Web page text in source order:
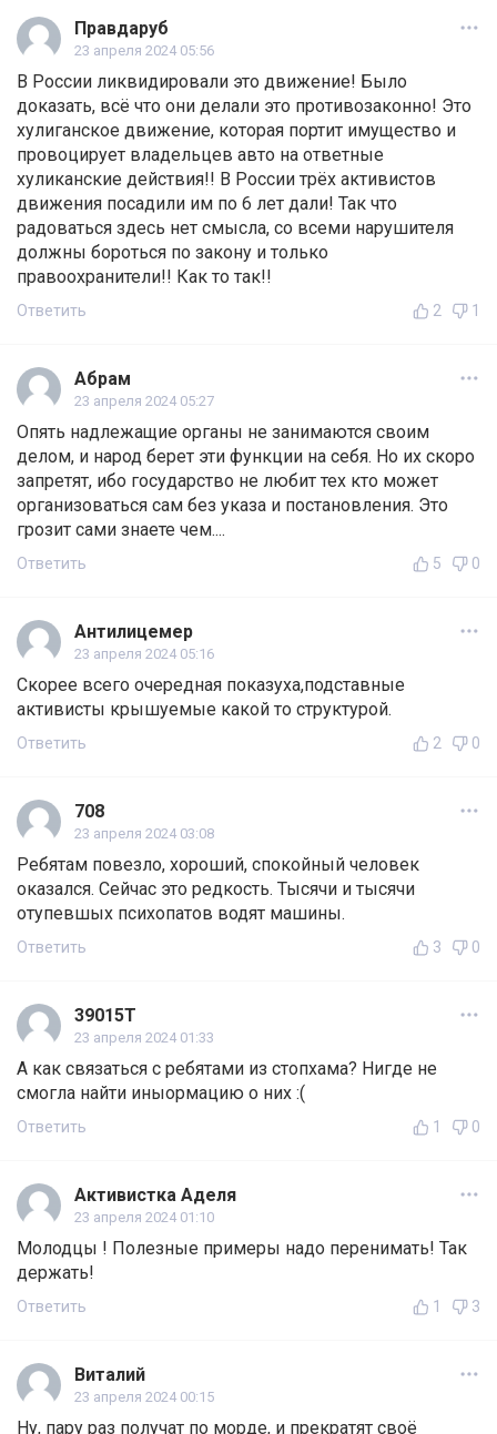
Правдаруб
23 апреля 2024 05:56
В России ликвидировали это движение! Было
доказать, всё что они делали это противозаконно! Это
хулиганское движение, которая портит имущество и
провоцирует владельцев авто на ответные
хуликанские действия!! В России трёх активистов
движения посадили им по 6 лет дали! Так что
радоваться здесь нет смысла, со всеми нарушителя
должны бороться по закону и только
правоохранители!! Как то так!!
Ответить 2 1
Абрам
23 апреля 2024 05:27
Опять надлежащие органы не занимаются своим
делом, и народ берет эти функции на себя. Но их скоро
запретят, ибо государство не любит тех кто может
организоваться сам без указа и постановления. Это
грозит сами знаете чем....
Ответить 5 0
Антилицемер
23 апреля 2024 05:16
Скорее всего очередная показуха,подставные
активисты крышуемые какой то структурой.
Ответить 2 0
708
23 апреля 2024 03:08
Ребятам повезло, хороший, спокойный человек
оказался. Сейчас это редкость. Тысячи и тысячи
отупевшых психопатов водят машины.
Ответить 3 0
39015T
23 апреля 2024 01:33
А как связаться с ребятами из стопхама? Нигде не
смогла найти иныормацию о них :(
Ответить 1 0
Активистка Аделя
23 апреля 2024 01:10
Молодцы ! Полезные примеры надо перенимать! Так
держать!
Ответить 1 3
Виталий
23 апреля 2024 00:15
Ну, пару раз получат по морде, и прекратят своё